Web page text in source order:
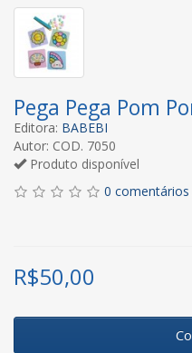
Pega Pega Pom
Editora: BABEBI
Autor: COD. 7050
Produto disponível
0 comentários
R$50,00